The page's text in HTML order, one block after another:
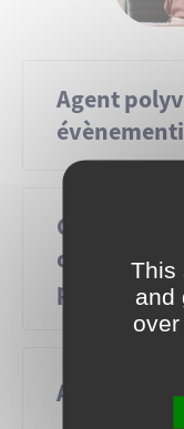
Agent
Chargé
d'accueil
population
ATSEM
This
and